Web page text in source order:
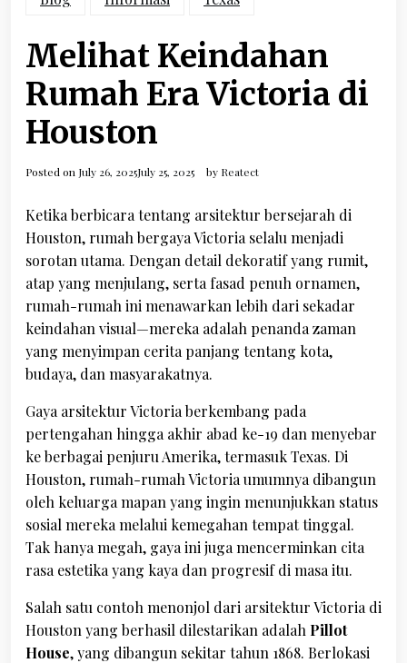
Melihat Keindahan
Rumah Era Victoria di
Houston
Posted on July 26, 2025July 25, 2025 by Reatect
Ketika berbicara tentang arsitektur bersejarah di
Houston, rumah bergaya Victoria selalu menjadi
sorotan utama. Dengan detail dekoratif yang rumit,
atap yang menjulang, serta fasad penuh ornamen,
rumah-rumah ini menawarkan lebih dari sekadar
keindahan visual—mereka adalah penanda zaman
yang menyimpan cerita panjang tentang kota,
budaya, dan masyarakatnya.
Gaya arsitektur Victoria berkembang pada
pertengahan hingga akhir abad ke-19 dan menyebar
ke berbagai penjuru Amerika, termasuk Texas. Di
Houston, rumah-rumah Victoria umumnya dibangun
oleh keluarga mapan yang ingin menunjukkan status
sosial mereka melalui kemegahan tempat tinggal.
Tak hanya megah, gaya ini juga mencerminkan cita
rasa estetika yang kaya dan progresif di masa itu.
Salah satu contoh menonjol dari arsitektur Victoria di
Houston yang berhasil dilestarikan adalah Pillot
House, yang dibangun sekitar tahun 1868. Berlokasi